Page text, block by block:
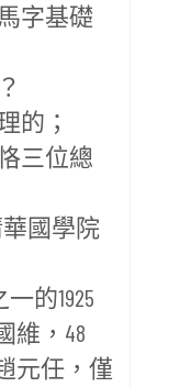
字基礎
的；
三位總
國學院
的1925
維，48
元任，僅